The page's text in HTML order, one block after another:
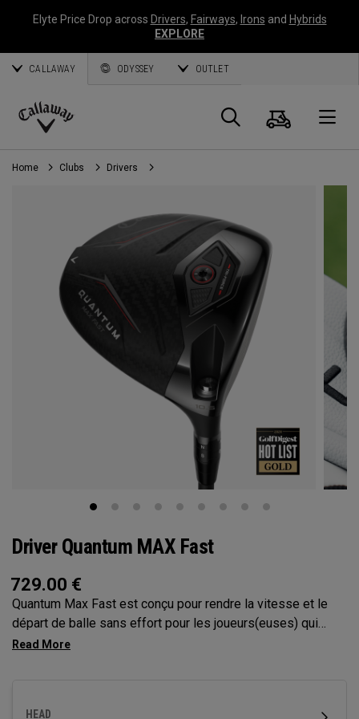
Elyte Price Drop across Drivers, Fairways, Irons and Hybrids
EXPLORE
CALLAWAY ODYSSEY OUTLET
Callaway
Golf
Panier
Home Clubs Drivers
Driver Quantum MAX Fast
729.00 €
Quantum Max Fast est conçu pour rendre la vitesse et le
départ de balle sans effort pour les joueurs(euses) qui
bénéficieraient d’un club plus léger, avec un design à
HEAD